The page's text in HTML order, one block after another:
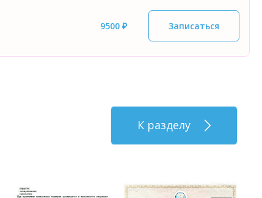
9500 ₽ Записаться
К разделу